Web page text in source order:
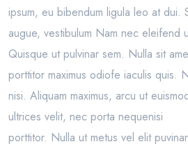
ipsum, eu bibendum ligula leo at dui.
augue, vestibulum Nam nec eleifend
Quisque ut pulvinar sem. Nulla sit
porttitor maximus odiofe iaculis quis.
nisi. Aliquam maximus, arcu ut
ultrices velit, nec porta nequenisi
porttitor. Nulla ut metus vel elit